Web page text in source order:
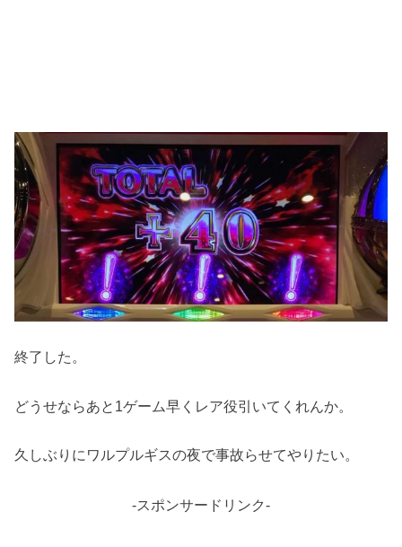
終了した。
どうせならあと1ゲーム早くレア役引いてくれんか。
久しぶりにワルプルギスの夜で事故らせてやりたい。
-スポンサードリンク-